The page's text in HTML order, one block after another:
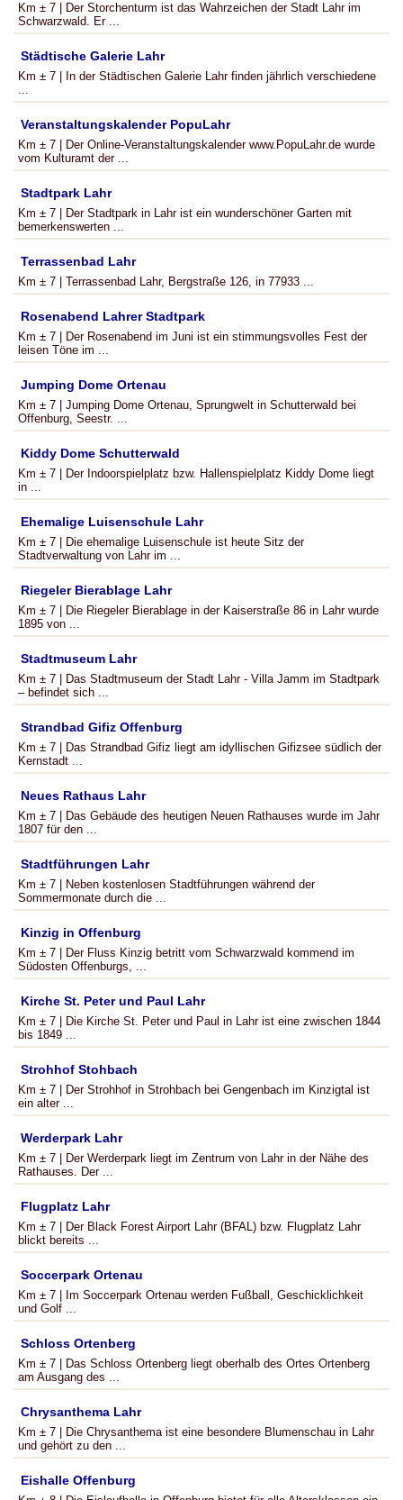
Km ± 7 | Der Storchenturm ist das Wahrzeichen der Stadt Lahr im
Schwarzwald. Er ...
Städtische Galerie Lahr
Km ± 7 | In der Städtischen Galerie Lahr finden jährlich verschiedene
...
Veranstaltungskalender PopuLahr
Km ± 7 | Der Online-Veranstaltungskalender www.PopuLahr.de wurde
vom Kulturamt der ...
Stadtpark Lahr
Km ± 7 | Der Stadtpark in Lahr ist ein wunderschöner Garten mit
bemerkenswerten ...
Terrassenbad Lahr
Km ± 7 | Terrassenbad Lahr, Bergstraße 126, in 77933 ...
Rosenabend Lahrer Stadtpark
Km ± 7 | Der Rosenabend im Juni ist ein stimmungsvolles Fest der
leisen Töne im ...
Jumping Dome Ortenau
Km ± 7 | Jumping Dome Ortenau, Sprungwelt in Schutterwald bei
Offenburg, Seestr. ...
Kiddy Dome Schutterwald
Km ± 7 | Der Indoorspielplatz bzw. Hallenspielplatz Kiddy Dome liegt
in ...
Ehemalige Luisenschule Lahr
Km ± 7 | Die ehemalige Luisenschule ist heute Sitz der
Stadtverwaltung von Lahr im ...
Riegeler Bierablage Lahr
Km ± 7 | Die Riegeler Bierablage in der Kaiserstraße 86 in Lahr wurde
1895 von ...
Stadtmuseum Lahr
Km ± 7 | Das Stadtmuseum der Stadt Lahr - Villa Jamm im Stadtpark
– befindet sich ...
Strandbad Gifiz Offenburg
Km ± 7 | Das Strandbad Gifiz liegt am idyllischen Gifizsee südlich der
Kernstadt ...
Neues Rathaus Lahr
Km ± 7 | Das Gebäude des heutigen Neuen Rathauses wurde im Jahr
1807 für den ...
Stadtführungen Lahr
Km ± 7 | Neben kostenlosen Stadtführungen während der
Sommermonate durch die ...
Kinzig in Offenburg
Km ± 7 | Der Fluss Kinzig betritt vom Schwarzwald kommend im
Südosten Offenburgs, ...
Kirche St. Peter und Paul Lahr
Km ± 7 | Die Kirche St. Peter und Paul in Lahr ist eine zwischen 1844
bis 1849 ...
Strohhof Stohbach
Km ± 7 | Der Strohhof in Strohbach bei Gengenbach im Kinzigtal ist
ein alter ...
Werderpark Lahr
Km ± 7 | Der Werderpark liegt im Zentrum von Lahr in der Nähe des
Rathauses. Der ...
Flugplatz Lahr
Km ± 7 | Der Black Forest Airport Lahr (BFAL) bzw. Flugplatz Lahr
blickt bereits ...
Soccerpark Ortenau
Km ± 7 | Im Soccerpark Ortenau werden Fußball, Geschicklichkeit
und Golf ...
Schloss Ortenberg
Km ± 7 | Das Schloss Ortenberg liegt oberhalb des Ortes Ortenberg
am Ausgang des ...
Chrysanthema Lahr
Km ± 7 | Die Chrysanthema ist eine besondere Blumenschau in Lahr
und gehört zu den ...
Eishalle Offenburg